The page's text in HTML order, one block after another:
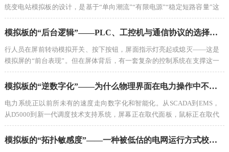
统变电站模拟板的设计，是基于“单向潮流”“有限电源”“稳定短路容量”这
些假设的。但新能源完全颠覆了这些假设。...
模拟板的“后台逻辑”——PLC、工控机与通信协议的选择之道
行人员在屏前转动模拟开关、按下按钮，屏面指示灯亮起或熄灭——这是
模拟屏的“前台表现”。但在屏体背后，有一套复杂的控制系统在支撑这一
切。...
模拟板的“逆数字化”——为什么物理界面在电力操作中不可替代
电力系统正以前所未有的速度走向数字化和智能化。从SCADA到EMS，
从D5000到新一代调度技术支持系统，屏幕正在取代面板，鼠标正在取代
按钮。在这场数字化洪流中，模拟板——尤其是物理模拟板——似乎正在
被推向历史的边缘。然而，一个值得深思的现象正在发生：在一些最前沿
模拟板的“拓扑敏感度”——一种被低估的电网运行方式校核方法